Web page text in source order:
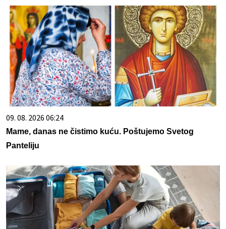
09. 08. 2026 06:24
Mame, danas ne čistimo kuću. Poštujemo Svetog
Panteliju